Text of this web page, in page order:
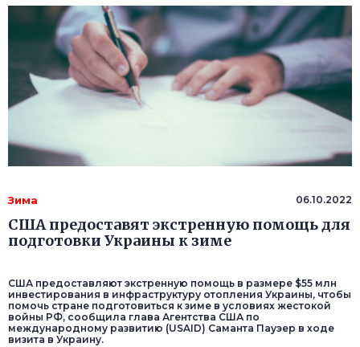
Зима 06.10.2022
США предоставят экстренную помощь для
подготовки Украины к зиме
США предоставляют экстренную помощь в размере $55 млн
инвестирования в инфраструктуру отопления Украины, чтобы
помочь стране подготовиться к зиме в условиях жестокой
войны РФ, сообщила глава Агентства США по
международному развитию (USAID) Саманта Пауэер в ходе
визита в Украину.